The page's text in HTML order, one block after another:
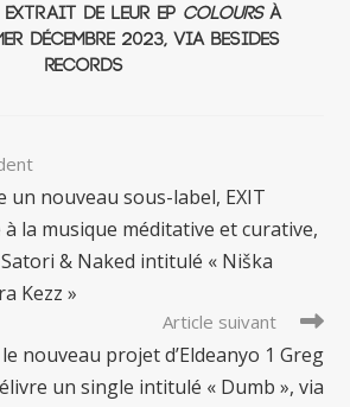
extrait de leur EP Coloursà
décembre 2023, via Besides
Records
un nouveau sous-label, EXIT
à la musique méditative et curative,
& Naked intitulé « Niška
Kezz »
Article suivant
nouveau projet d’Eldeanyo 1 Greg
un single intitulé « Dumb », via